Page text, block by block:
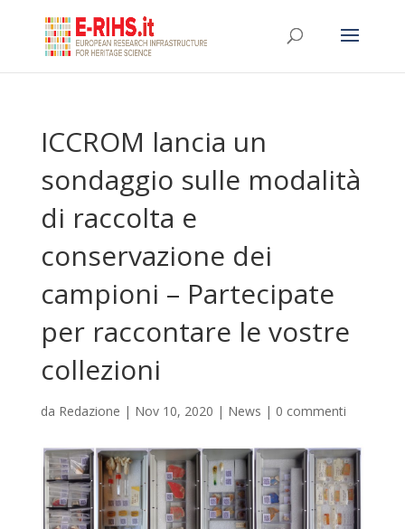
ICCROM lancia un
sondaggio sulle modalità
di raccolta e
conservazione dei
campioni – Partecipate
per raccontare le vostre
collezioni
da Redazione | Nov 10, 2020 | News | 0 commenti